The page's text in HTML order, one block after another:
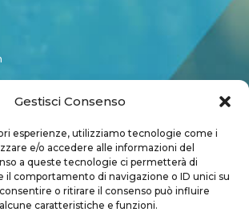
Gestisci Consenso
esperienze, utilizziamo tecnologie come i
e/o accedere alle informazioni del
a queste tecnologie ci permetterà di
il comportamento di navigazione o ID unici su
o ritirare il consenso può influire
caratteristiche e funzioni.